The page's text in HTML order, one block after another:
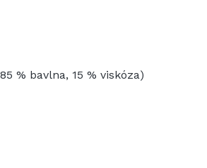
% bavlna, 15 % viskóza)